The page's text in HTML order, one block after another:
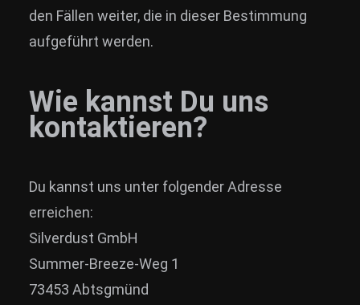
den Fällen weiter, die in dieser Bestimmung
aufgeführt werden.
Wie kannst Du uns
kontaktieren?
Du kannst uns unter folgender Adresse
erreichen:
Silverdust GmbH
Summer-Breeze-Weg 1
73453 Abtsgmünd